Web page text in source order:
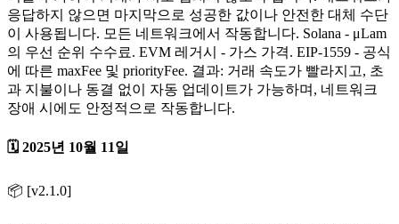
응답하지 않으면 마지막으로 성공한 값이나 안전한 대체 수단
이 사용됩니다. 모든 네트워크에서 작동합니다. Solana - μLam
의 우선 순위 수수료. EVM 레거시 - 가스 가격. EIP-1559 - 공식
에 따른 maxFee 및 priorityFee. 결과: 거래 속도가 빨라지고, 초
과 지불이나 동결 없이 자동 업데이트가 가능하며, 네트워크
장애 시에도 안정적으로 작동합니다.
🗓️ 2025년 10월 11일
📦 [v2.1.0]